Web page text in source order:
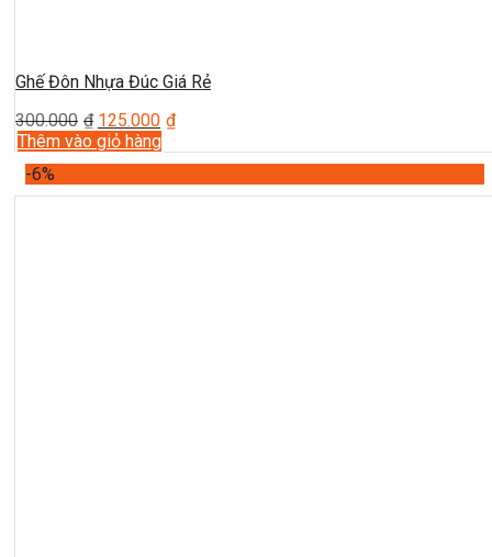
Ghế Đôn Nhựa Đúc Giá Rẻ
300.000 ₫ 125.000 ₫
Thêm vào giỏ hàng
-6%